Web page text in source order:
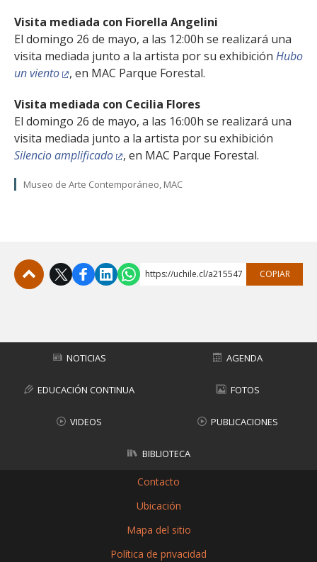
Visita mediada con Fiorella Angelini
El domingo 26 de mayo, a las 12:00h se realizará una
visita mediada junto a la artista por su exhibición Hubo
un viento
, en MAC Parque Forestal.
Visita mediada con Cecilia Flores
El domingo 26 de mayo, a las 16:00h se realizará una
visita mediada junto a la artista por su exhibición
Silencio amplificado
, en MAC Parque Forestal.
Museo de Arte Contemporáneo, MAC
https://uchile.cl/a215547 COPIAR
NOTICIAS AGENDA
EDUCACIÓN CONTINUA FOTOS
VIDEOS PUBLICACIONES
BIBLIOTECA
Contacto
Ubicación
Mapa del sitio
Política de privacidad